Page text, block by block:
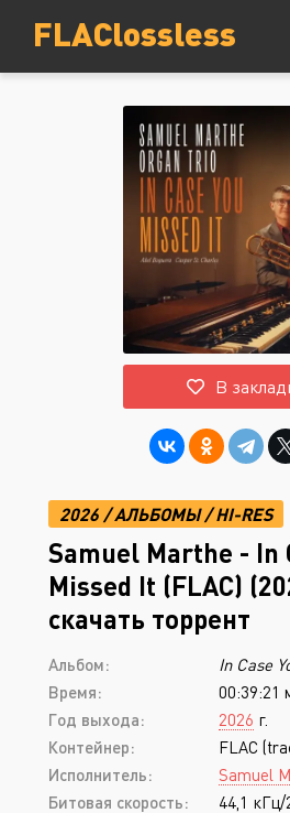
FLAClossless
Запомнить
ВОЙТИ НА
Или войти
В
2026 /АЛЬБОМЫ/HI-RES
Samuel Marthe - In
Missed It (FLAC)
скачать торрент
Альбом:
In Case
Время:
00:39:21
Год выхода:
2026 г.
Контейнер:
FLAC
Исполнитель:
Samuel
Битовая скорость:
44,1 кГц/